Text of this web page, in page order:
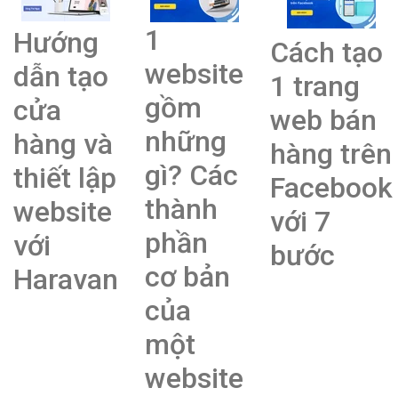
Hướng
dẫn tạo
cửa
hàng và
thiết lập
website
với
Haravan
1
website
gồm
những
gì? Các
thành
phần
cơ bản
của
một
website
Cách tạo
1 trang
web bán
hàng trên
Facebook
với 7
bước